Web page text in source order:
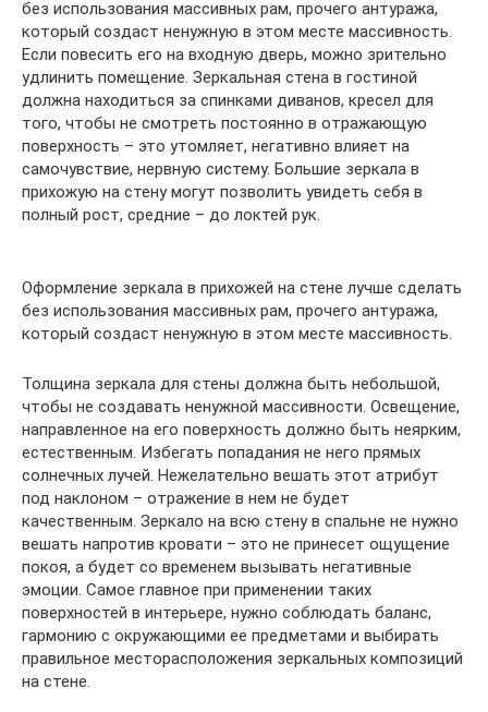
без использования массивных рам, прочего антуража,
который создаст ненужную в этом месте массивность.
Если повесить его на входную дверь, можно зрительно
удлинить помещение. Зеркальная стена в гостиной
должна находиться за спинками диванов, кресел для
того, чтобы не смотреть постоянно в отражающую
поверхность – это утомляет, негативно влияет на
самочувствие, нервную систему. Большие зеркала в
прихожую на стену могут позволить увидеть себя в
полный рост, средние – до локтей рук.
Оформление зеркала в прихожей на стене лучше сделать
без использования массивных рам, прочего антуража,
который создаст ненужную в этом месте массивность.
Толщина зеркала для стены должна быть небольшой,
чтобы не создавать ненужной массивности. Освещение,
направленное на его поверхность должно быть неярким,
естественным. Избегать попадания не него прямых
солнечных лучей. Нежелательно вешать этот атрибут
под наклоном – отражение в нем не будет
качественным. Зеркало на всю стену в спальне не нужно
вешать напротив кровати – это не принесет ощущение
покоя, а будет со временем вызывать негативные
эмоции. Самое главное при применении таких
поверхностей в интерьере, нужно соблюдать баланс,
гармонию с окружающими ее предметами и выбирать
правильное месторасположения зеркальных композиций
на стене.